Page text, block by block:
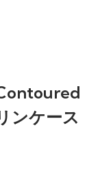
ンケース